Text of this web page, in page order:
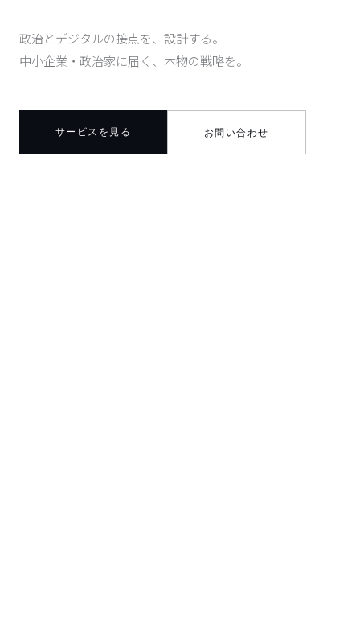
政治とデジタルの接点を、設計する。
中小企業・政治家に届く、本物の戦略を。
サービスを見る お問い合わせ